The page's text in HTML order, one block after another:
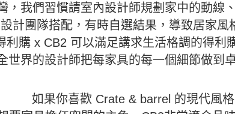
，我們習慣請室內設計師規劃家中的動線
計團隊搭配，有時自選結果，導致居家風
利購 x CB2 可以滿足講求生活格調的得利
世界的設計師把每家具的每一個細節做到
如果你喜歡 Crate & barrel 的現代風